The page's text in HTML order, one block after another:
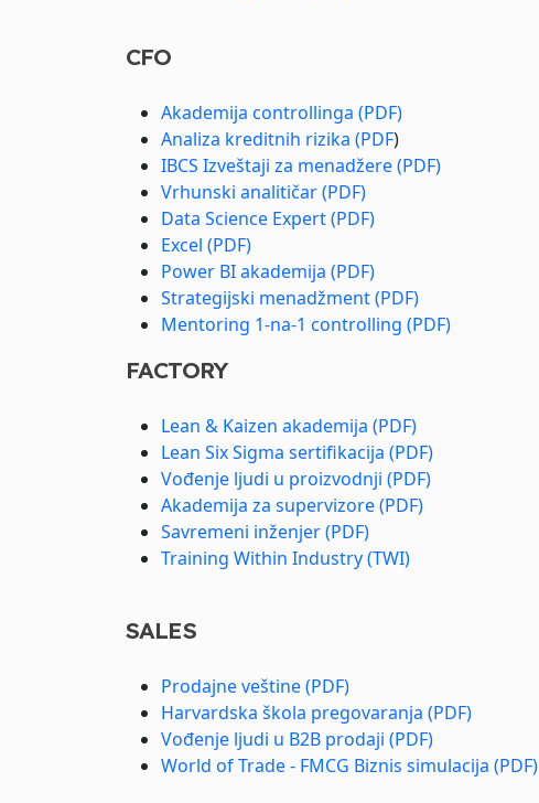
CFO
Akademija controllinga (PDF)
Analiza kreditnih rizika (PDF)
IBCS Izveštaji za menadžere (PDF)
Vrhunski analitičar (PDF)
Data Science Expert (PDF)
Excel (PDF)
Power BI akademija (PDF)
Strategijski menadžment (PDF)
Mentoring 1-na-1 controlling (PDF)
FACTORY
Lean & Kaizen akademija (PDF)
Lean Six Sigma sertifikacija (PDF)
Vođenje ljudi u proizvodnji (PDF)
Akademija za supervizore (PDF)
Savremeni inženjer (PDF)
Training Within Industry (TWI)
SALES
Prodajne veštine (PDF)
Harvardska škola pregovaranja (PDF)
Vođenje ljudi u B2B prodaji (PDF)
World of Trade - FMCG Biznis simulacija (PDF)